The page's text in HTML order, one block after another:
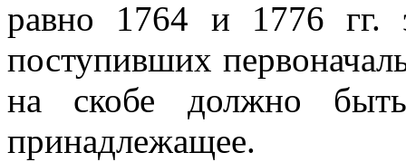
равно 1764 и 1776 гг.
поступивших
на скобе должно
принадлежащее.